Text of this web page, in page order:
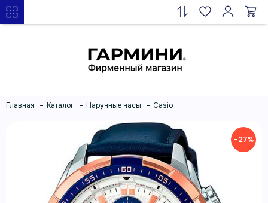
Главная Каталог Наручные часы Casio
−27%